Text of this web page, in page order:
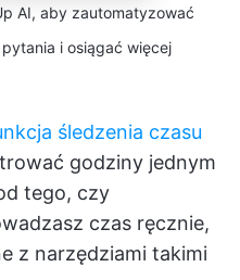
AI, aby zautomatyzować
i osiągać więcej
śledzenia czasu
godziny jednym
tego, czy
czas ręcznie,
z narzędziami takimi